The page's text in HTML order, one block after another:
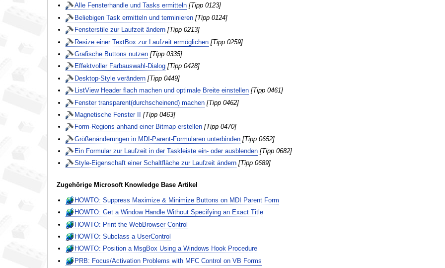
Alle Fensterhandle und Tasks ermitteln [Tipp 0123]
Beliebigen Task ermitteln und terminieren [Tipp 0124]
Fensterstile zur Laufzeit ändern [Tipp 0213]
Resize einer TextBox zur Laufzeit ermöglichen [Tipp 0259]
Grafische Buttons nutzen [Tipp 0335]
Effektvoller Farbauswahl-Dialog [Tipp 0428]
Desktop-Style verändern [Tipp 0449]
ListView Header flach machen und optimale Breite einstellen [Tipp 0461]
Fenster transparent(durchscheinend) machen [Tipp 0462]
Magnetische Fenster II
[Tipp 0463]
Form-Regions anhand einer Bitmap erstellen [Tipp 0470]
Größenänderungen in MDI-Parent-Formularen unterbinden [Tipp 0652]
Ein Formular zur Laufzeit in der Taskleiste ein- oder ausblenden [Tipp 0682]
Style-Eigenschaft einer Schaltfläche zur Laufzeit ändern [Tipp 0689]
Zugehörige Microsoft Knowledge Base Artikel
HOWTO: Suppress Maximize & Minimize Buttons on MDI Parent Form
HOWTO: Get a Window Handle Without Specifying an Exact Title
HOWTO: Print the WebBrowser Control
HOWTO: Subclass a UserControl
HOWTO: Position a MsgBox Using a Windows Hook Procedure
PRB: Focus/Activation Problems with MFC Control on VB Forms